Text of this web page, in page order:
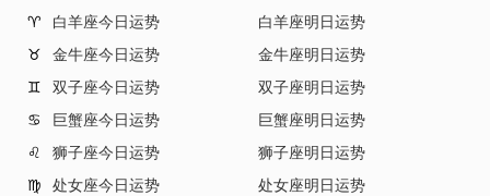
♈ 白羊座今日运势
白羊座明日运势
♉
金牛座今日运势
金牛座明日运势
♊
双子座今日运势
双子座明日运势
♋
巨蟹座今日运势
巨蟹座明日运势
♌
狮子座今日运势
狮子座明日运势
♍
处女座今日运势
处女座明日运势